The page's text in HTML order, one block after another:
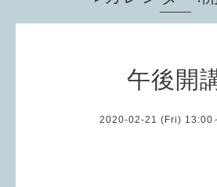
午後開
2020-02-21 (Fri) 13:00